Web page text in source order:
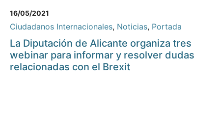
16/05/2021
Ciudadanos Internacionales, Noticias, Portada
La Diputación de Alicante organiza tres
webinar para informar y resolver dudas
relacionadas con el Brexit